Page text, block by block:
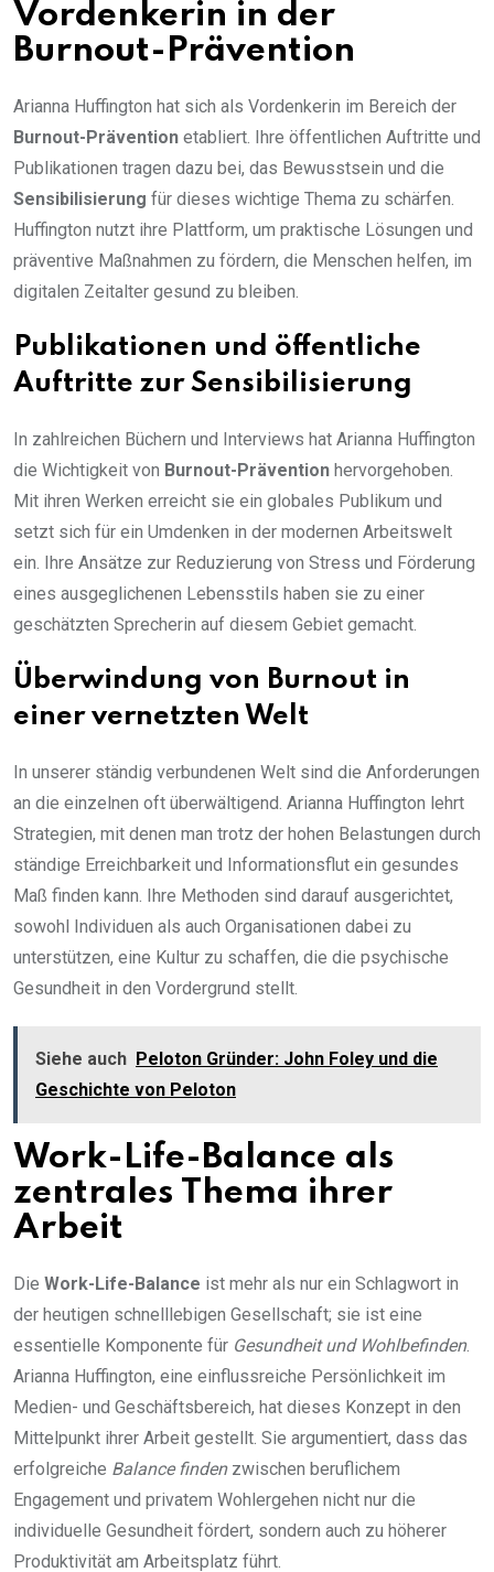
Vordenkerin in der
Burnout-Prävention
Arianna Huffington hat sich als Vordenkerin im Bereich der
Burnout-Prävention etabliert. Ihre öffentlichen Auftritte und
Publikationen tragen dazu bei, das Bewusstsein und die
Sensibilisierung für dieses wichtige Thema zu schärfen.
Huffington nutzt ihre Plattform, um praktische Lösungen und
präventive Maßnahmen zu fördern, die Menschen helfen, im
digitalen Zeitalter gesund zu bleiben.
Publikationen und öffentliche
Auftritte zur Sensibilisierung
In zahlreichen Büchern und Interviews hat Arianna Huffington
die Wichtigkeit von Burnout-Prävention hervorgehoben.
Mit ihren Werken erreicht sie ein globales Publikum und
setzt sich für ein Umdenken in der modernen Arbeitswelt
ein. Ihre Ansätze zur Reduzierung von Stress und Förderung
eines ausgeglichenen Lebensstils haben sie zu einer
geschätzten Sprecherin auf diesem Gebiet gemacht.
Überwindung von Burnout in
einer vernetzten Welt
In unserer ständig verbundenen Welt sind die Anforderungen
an die einzelnen oft überwältigend. Arianna Huffington lehrt
Strategien, mit denen man trotz der hohen Belastungen durch
ständige Erreichbarkeit und Informationsflut ein gesundes
Maß finden kann. Ihre Methoden sind darauf ausgerichtet,
sowohl Individuen als auch Organisationen dabei zu
unterstützen, eine Kultur zu schaffen, die die psychische
Gesundheit in den Vordergrund stellt.
Siehe auch Peloton Gründer: John Foley und die
Geschichte von Peloton
Work-Life-Balance als
zentrales Thema ihrer
Arbeit
Die Work-Life-Balance ist mehr als nur ein Schlagwort in
der heutigen schnelllebigen Gesellschaft; sie ist eine
essentielle Komponente für Gesundheit und Wohlbefinden.
Arianna Huffington, eine einflussreiche Persönlichkeit im
Medien- und Geschäftsbereich, hat dieses Konzept in den
Mittelpunkt ihrer Arbeit gestellt. Sie argumentiert, dass das
erfolgreiche Balance findenzwischen beruflichem
Engagement und privatem Wohlergehen nicht nur die
individuelle Gesundheit fördert, sondern auch zu höherer
Produktivität am Arbeitsplatz führt.